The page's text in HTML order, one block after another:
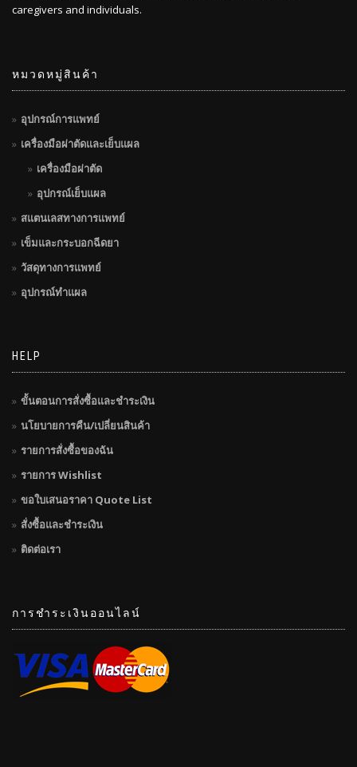
caregivers and individuals.
หมวดหมู่สินค้า
อุปกรณ์การแพทย์
เครื่องมือผ่าตัดและเย็บแผล
เครื่องมือผ่าตัด
อุปกรณ์เย็บแผล
สแตนเลสทางการแพทย์
เข็มและกระบอกฉีดยา
วัสดุทางการแพทย์
อุปกรณ์ทำแผล
HELP
ขั้นตอนการสั่งซื้อและชำระเงิน
นโยบายการคืน/เปลี่ยนสินค้า
รายการสั่งซื้อของฉัน
รายการ Wishlist
ขอใบเสนอราคา Quote List
สั่งซื้อและชำระเงิน
ติดต่อเรา
การชำระเงินออนไลน์